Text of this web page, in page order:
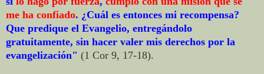
me ha confiado. ¿Cuál es entonces mi recompensa?
Que predique el Evangelio, entregándolo
gratuitamente, sin hacer valer mis derechos por la
evangelización" (1 Cor 9, 17-18).